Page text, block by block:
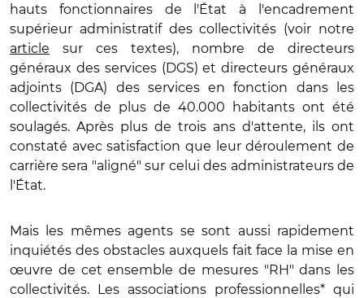
hauts fonctionnaires de l'État à l'encadrement
supérieur administratif des collectivités (voir notre
article sur ces textes), nombre de directeurs
généraux des services (DGS) et directeurs généraux
adjoints (DGA) des services en fonction dans les
collectivités de plus de 40.000 habitants ont été
soulagés. Après plus de trois ans d'attente, ils ont
constaté avec satisfaction que leur déroulement de
carrière sera "aligné" sur celui des administrateurs de
l'État.
Mais les mêmes agents se sont aussi rapidement
inquiétés des obstacles auxquels fait face la mise en
œuvre de cet ensemble de mesures "RH" dans les
collectivités. Les associations professionnelles* qui